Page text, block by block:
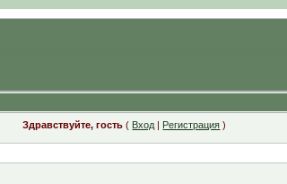
Здравствуйте, гость ( Вход | Регистрация )